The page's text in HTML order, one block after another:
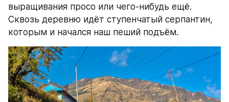
выращивания просо или чего-нибудь ещё.
Сквозь деревню идёт ступенчатый серпантин,
которым и начался наш пеший подъём.